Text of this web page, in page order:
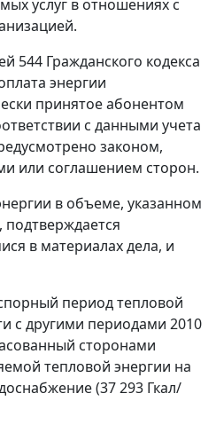
услуг в отношениях с
544 Гражданского кодекса
энергии
принятое абонентом
с данными учета
законом,
или соглашением сторон.
в объеме, указанном
подтверждается
в материалах дела, и
период тепловой
с другими периодами 2010
сторонами
тепловой энергии на
(37 293 Гкал/